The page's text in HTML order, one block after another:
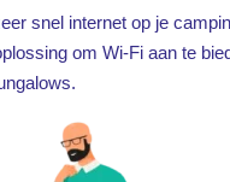
snel internet op je
om Wi-Fi aan te